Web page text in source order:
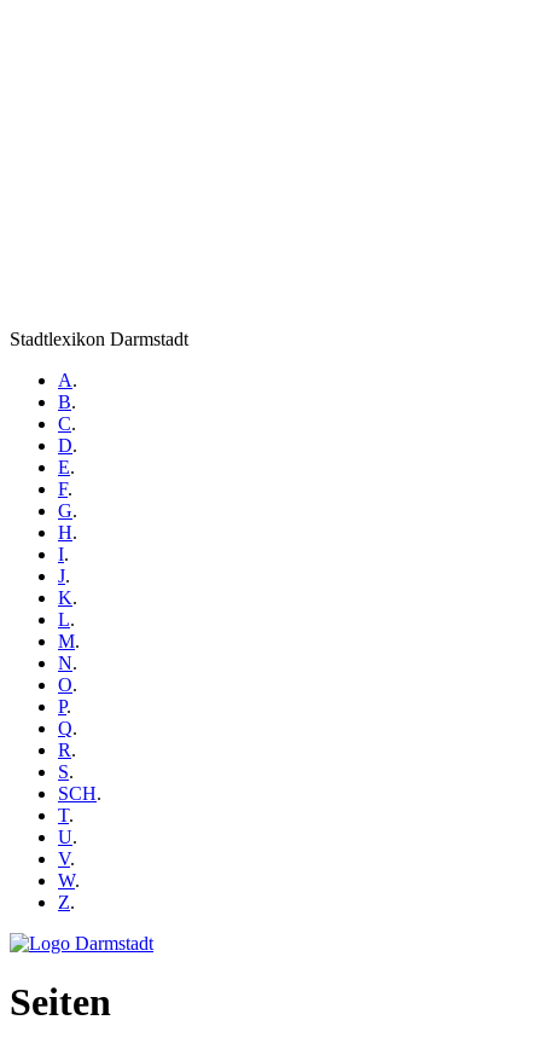
Stadtlexikon Darmstadt
A.
B.
C.
D.
E.
F.
G.
H.
I.
J.
K.
L.
M.
N.
O.
P.
Q.
R.
S.
SCH.
T.
U.
V.
W.
Z.
Seiten